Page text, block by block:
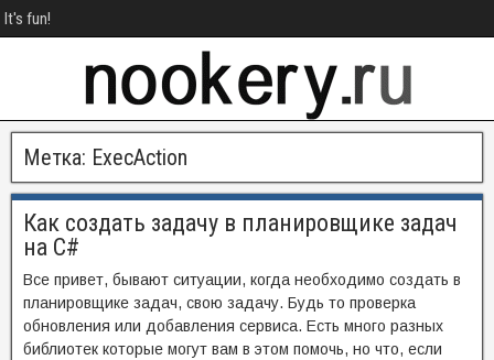
It's fun!
Метка: ExecAction
Как создать задачу в планировщике задач
на C#
Все привет, бывают ситуации, когда необходимо создать в
планировщике задач, свою задачу. Будь то проверка
обновления или добавления сервиса. Есть много разных
библиотек которые могут вам в этом помочь, но что, если